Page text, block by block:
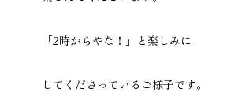
「2時からやな！」と楽しみに
してくださっているご様子です。